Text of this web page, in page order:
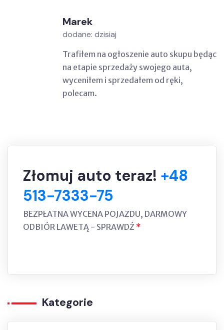
Marek
dodane: dzisiaj
Trafiłem na ogłoszenie auto skupu będąc
na etapie sprzedaży swojego auta,
wyceniłem i sprzedałem od ręki,
polecam.
Złomuj auto teraz! +48
513-7333-75
BEZPŁATNA WYCENA POJAZDU, DARMOWY
ODBIÓR LAWETĄ - SPRAWDŹ *
Kategorie